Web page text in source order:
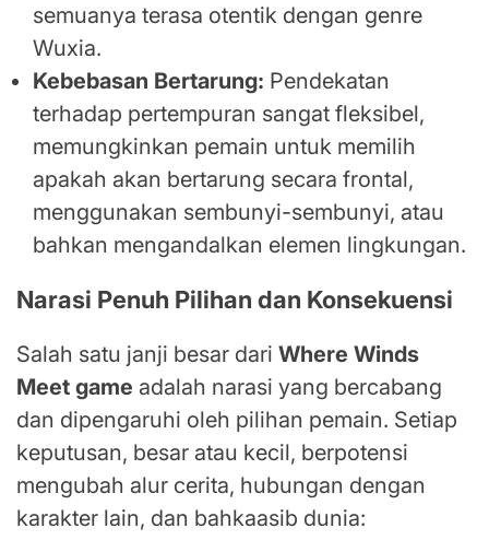
semuanya terasa otentik dengan genre
Wuxia.
Kebebasan Bertarung: Pendekatan
terhadap pertempuran sangat fleksibel,
memungkinkan pemain untuk memilih
apakah akan bertarung secara frontal,
menggunakan sembunyi-sembunyi, atau
bahkan mengandalkan elemen lingkungan.
Narasi Penuh Pilihan dan Konsekuensi
Salah satu janji besar dari Where Winds
Meet game adalah narasi yang bercabang
dan dipengaruhi oleh pilihan pemain. Setiap
keputusan, besar atau kecil, berpotensi
mengubah alur cerita, hubungan dengan
karakter lain, dan bahkaasib dunia: